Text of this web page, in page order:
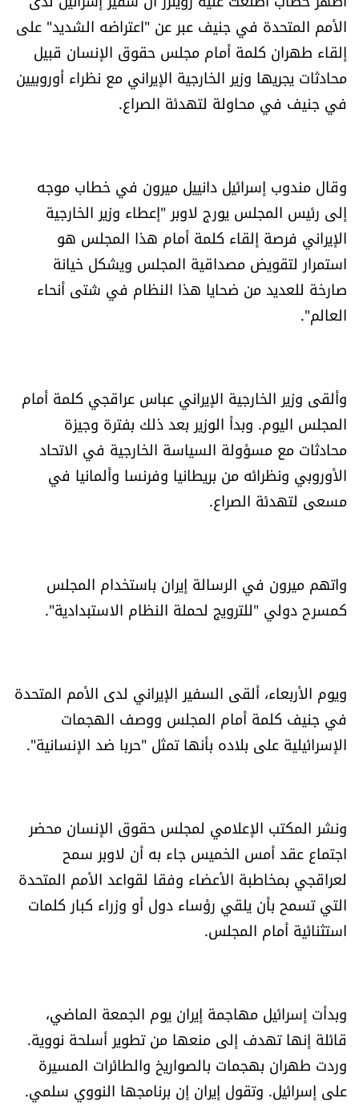
كتّابنا
تحت المجهر
آراء
العالم
الصحافة الإسرائيلية
ثقافة وفنون
فصل من كتاب
كاميرا
سجالات
صحّة وصحن
منوّعات
للتاريخ
فيديو
للتواصل معنا
شروط الاستخدام
شروط الإشتراك
الأمم المتحدة في جنيف عبر عن "اعتراضه الشديد" على
إلقاء طهران كلمة أمام مجلس حقوق الإنسان قبيل
محادثات يجريها وزير الخارجية الإيراني مع نظراء أوروبيين
في جنيف في محاولة لتهدئة الصراع.
وقال مندوب إسرائيل دانييل ميرون في خطاب موجه
إلى رئيس المجلس يورج لاوبر "إعطاء وزير الخارجية
الإيراني فرصة إلقاء كلمة أمام هذا المجلس هو
استمرار لتقويض مصداقية المجلس ويشكل خيانة
صارخة للعديد من ضحايا هذا النظام في شتى أنحاء
العالم".
وألقى وزير الخارجية الإيراني عباس عراقجي كلمة أمام
المجلس اليوم. وبدأ الوزير بعد ذلك بفترة وجيزة
محادثات مع مسؤولة السياسة الخارجية في الاتحاد
الأوروبي ونظرائه من بريطانيا وفرنسا وألمانيا في
مسعى لتهدئة الصراع.
واتهم ميرون في الرسالة إيران باستخدام المجلس
كمسرح دولي "للترويج لحملة النظام الاستبدادية".
ويوم الأربعاء، ألقى السفير الإيراني لدى الأمم المتحدة
في جنيف كلمة أمام المجلس ووصف الهجمات
الإسرائيلية على بلاده بأنها تمثل "حربا ضد الإنسانية".
ونشر المكتب الإعلامي لمجلس حقوق الإنسان محضر
اجتماع عقد أمس الخميس جاء به أن لاوبر سمح
لعراقجي بمخاطبة الأعضاء وفقا لقواعد الأمم المتحدة
التي تسمح بأن يلقي رؤساء دول أو وزراء كبار كلمات
استثنائية أمام المجلس.
وبدأت إسرائيل مهاجمة إيران يوم الجمعة الماضي،
قائلة إنها تهدف إلى منعها من تطوير أسلحة نووية.
وردت طهران بهجمات بالصواريخ والطائرات المسيرة
على إسرائيل. وتقول إيران إن برنامجها النووي سلمي.